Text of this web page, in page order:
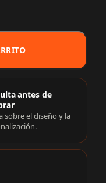
antes de
sobre el diseño y la